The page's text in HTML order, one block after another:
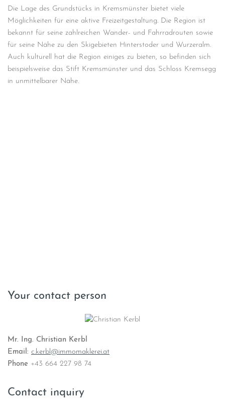
Die Lage des Grundstücks in Kremsmünster bietet viele
Möglichkeiten für eine aktive Freizeitgestaltung. Die Region ist
bekannt für seine zahlreichen Wander- und Fahrradrouten sowie
für seine Nähe zu den Skigebieten Hinterstoder und Wurzeralm.
Auch kulturell hat die Region einiges zu bieten, so befinden sich
beispielsweise das Stift Kremsmünster und das Schloss Kremsegg
in unmittelbarer Nähe.
Your contact person
Mr. Ing. Christian Kerbl
Email: c.kerbl@immomaklerei.at
Phone +43 664 227 98 74
Contact inquiry